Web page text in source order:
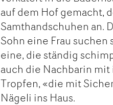
auf dem Hof gemacht,
Samthandschuhen an.
Sohn eine Frau
eine, die ständig
auch die Nachbarin
Tropfen, «die mit
Nägeli ins Haus.